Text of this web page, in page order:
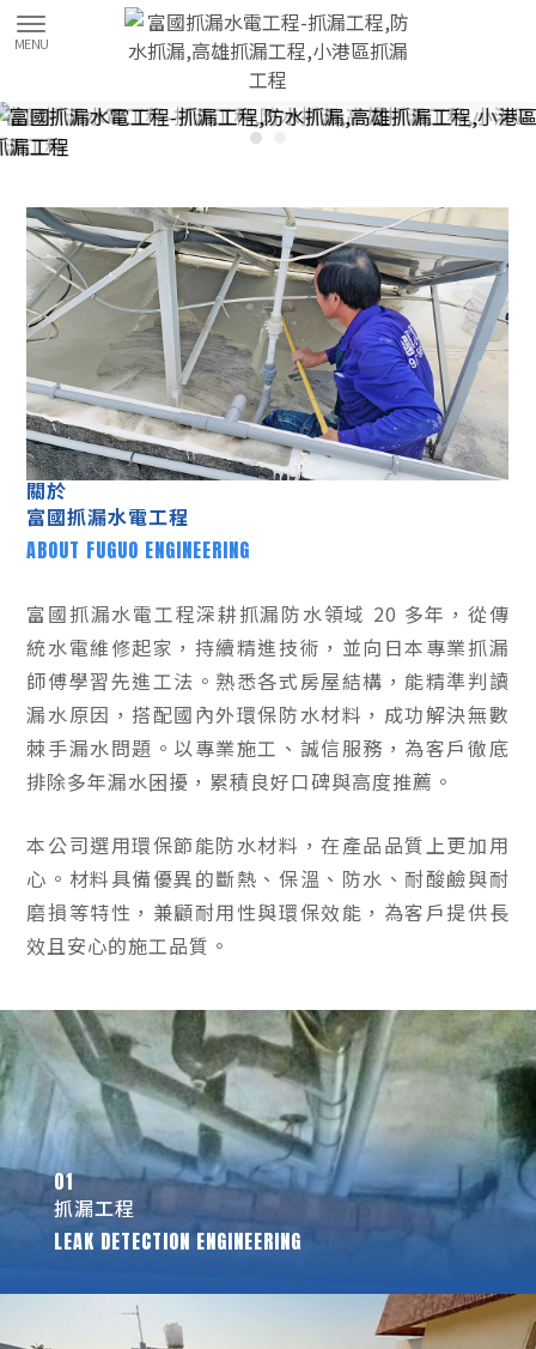
高雄抓漏工程
小港區抓漏工程
防水抓漏
高雄防水抓漏
關於
富國抓漏水電工程
ABOUT FUGUO ENGINEERING
富國抓漏水電工程深耕抓漏防水領域 20 多年，從傳
統水電維修起家，持續精進技術，並向日本專業抓漏
師傅學習先進工法。熟悉各式房屋結構，能精準判讀
漏水原因，搭配國內外環保防水材料，成功解決無數
棘手漏水問題。以專業施工、誠信服務，為客戶徹底
排除多年漏水困擾，累積良好口碑與高度推薦。
本公司選用環保節能防水材料，在產品品質上更加用
心。材料具備優異的斷熱、保溫、防水、耐酸鹼與耐
磨損等特性，兼顧耐用性與環保效能，為客戶提供長
效且安心的施工品質。
01
抓漏工程
LEAK DETECTION ENGINEERING